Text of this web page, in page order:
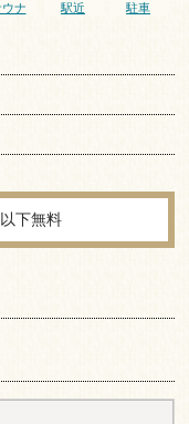
ウナ 駅近 駐車
下無料